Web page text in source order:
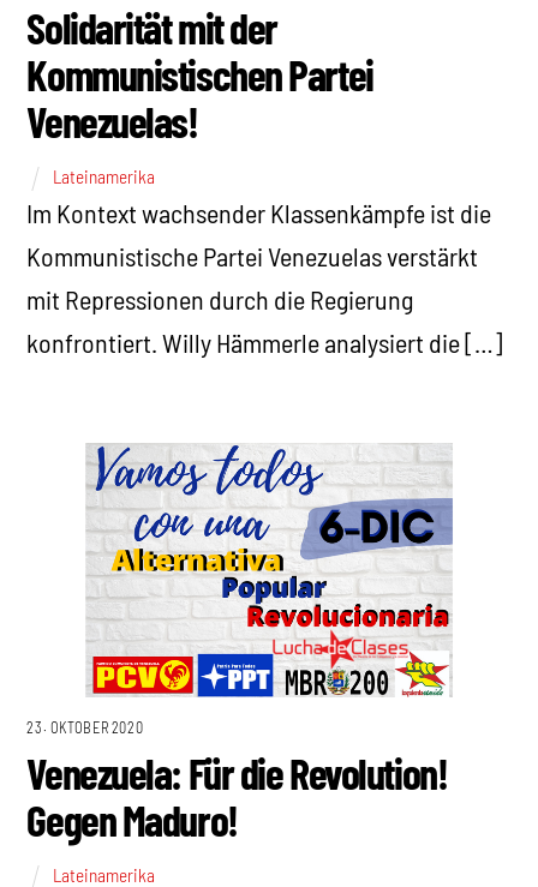
Solidarität mit der
Kommunistischen Partei
Venezuelas!
Lateinamerika
Im Kontext wachsender Klassenkämpfe ist die
Kommunistische Partei Venezuelas verstärkt
mit Repressionen durch die Regierung
konfrontiert. Willy Hämmerle analysiert die […]
23. OKTOBER 2020
Venezuela: Für die Revolution!
Gegen Maduro!
Lateinamerika